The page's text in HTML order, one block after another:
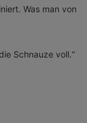
Was man von
Schnauze voll.“